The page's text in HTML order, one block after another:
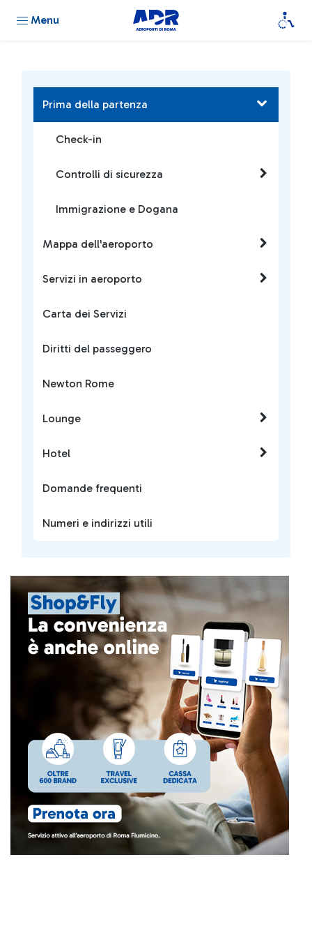
Menu
Prima della partenza
Check-in
Controlli di sicurezza
Immigrazione e Dogana
Mappa dell'aeroporto
Servizi in aeroporto
Carta dei Servizi
Diritti del passeggero
Newton Rome
Lounge
Hotel
Domande frequenti
Numeri e indirizzi utili